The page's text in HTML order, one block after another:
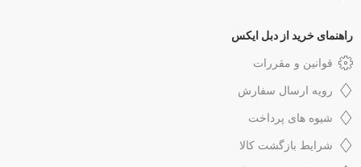
راهنمای خرید از دبل ایکس
قوانین و مقررات
رویه ارسال سفارش
شیوه های پرداخت
شرایط بازگشت کالا